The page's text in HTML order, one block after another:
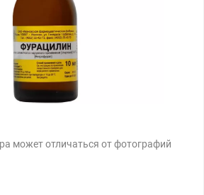
может отличаться от фотографий